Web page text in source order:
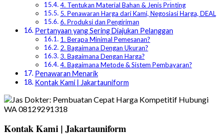
4. Tentukan Material Bahan & Jenis Printing
5. Penawaran Harga dari Kami, Negosiasi Harga, DEAL
6. Produksi dan Pengiriman
Pertanyaan yang Sering Diajukan Pelanggan
1. Berapa Minimal Pemesanan?
2. Bagaimana Dengan Ukuran?
3. Bagaimana Dengan Harga?
4. Bagaimana Metode & Sistem Pembayaran?
Penawaran Menarik
Kontak Kami | Jakartauniform
Kontak Kami | Jakartauniform